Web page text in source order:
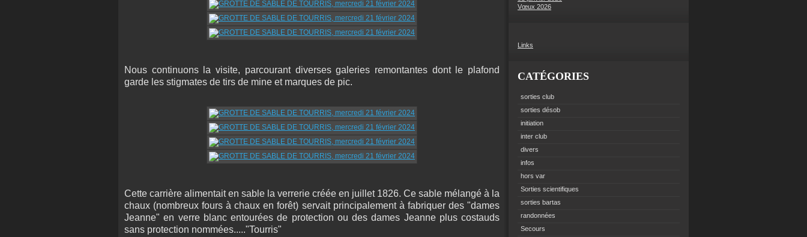
Nous continuons la visite, parcourant diverses galeries remontantes dont le plafond
garde les stigmates de tirs de mine et marques de pic.
Cette carrière alimentait en sable la verrerie créée en juillet 1826. Ce sable mélangé à la
chaux (nombreux fours à chaux en forêt) servait principalement à fabriquer des "dames
Jeanne" en verre blanc entourées de protection ou des dames Jeanne plus costauds
sans protection nommées....."Tourris"
Vœux 2026
Links
CATÉGORIES
sorties club
sorties désob
initiation
inter club
divers
infos
hors var
Sorties scientifiques
sorties bartas
randonnées
Secours